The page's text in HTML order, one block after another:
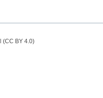
(CC BY 4.0)